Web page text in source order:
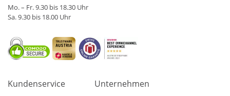
Mo. – Fr. 9.30 bis 18.30 Uhr
Sa. 9.30 bis 18.00 Uhr
Kundenservice Unternehmen